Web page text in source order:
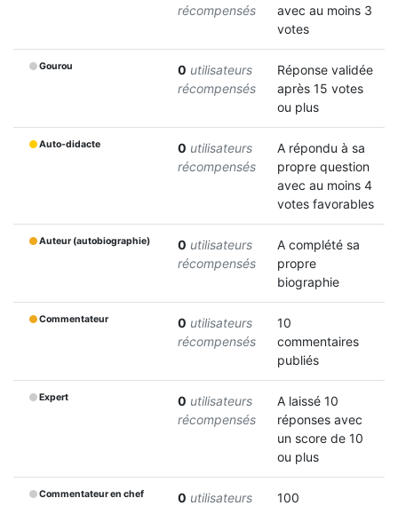
récompensés
avec au moins 3
votes
Gourou 0 utilisateurs
récompensés
Réponse validée
après 15 votes
ou plus
Auto-didacte 0 utilisateurs
récompensés
A répondu à sa
propre question
avec au moins 4
votes favorables
Auteur (autobiographie) 0 utilisateurs
récompensés
A complété sa
propre
biographie
Commentateur 0 utilisateurs
récompensés
10
commentaires
publiés
Expert 0 utilisateurs
récompensés
A laissé 10
réponses avec
un score de 10
ou plus
Commentateur en chef 0 utilisateurs
100